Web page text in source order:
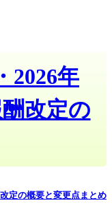
2026年
改定の
定の概要と変更点まとめ